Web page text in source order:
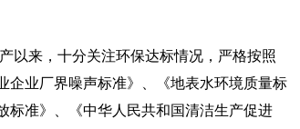
以来，十分关注环保达标情况，严格按照
企业厂界噪声标准》、《地表水环境质量标
标准》、《中华人民共和国清洁生产促进